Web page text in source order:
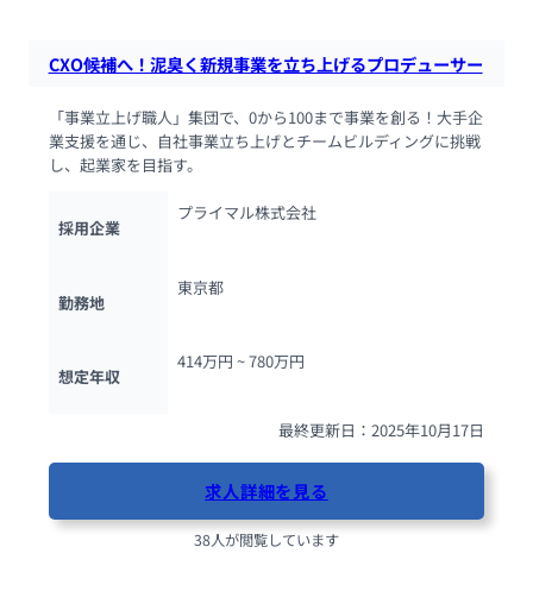
CXO候補へ！泥臭く新規事業を立ち上げるプロデューサー
「事業立上げ職人」集団で、0から100まで事業を創る！大手企
業支援を通じ、自社事業立ち上げとチームビルディングに挑戦
し、起業家を目指す。
採用企業
プライマル株式会社
勤務地
東京都
想定年収
414万円 ~ 780万円
最終更新日：2025年10月17日
求人詳細を見る
38人が閲覧しています